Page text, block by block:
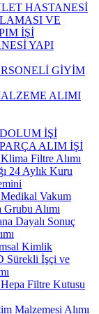
HASTANESİ
VE
İŞİ
YAPI
GİYİM
ALIMI
İŞİ
ALIM İŞİ
Filtre Alımı
24 Aylık Kuru
Vakum
Alımı
Dayalı Sonuç
Kimlik
Sürekli İşçi ve
Filtre Kutusu
Malzemesi Alımı